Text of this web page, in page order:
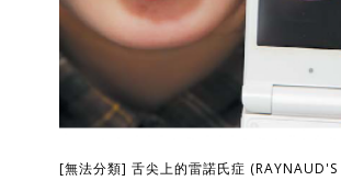
[無法分類] 舌尖上的雷諾氏症 (RAYNAUD'S